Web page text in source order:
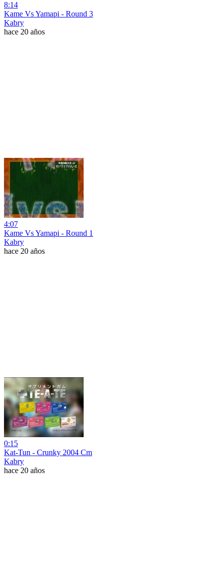
8:14
Kame Vs Yamapi - Round 3
Kabry
hace 20 años
4:07
Kame Vs Yamapi - Round 1
Kabry
hace 20 años
0:15
Kat-Tun - Crunky 2004 Cm
Kabry
hace 20 años